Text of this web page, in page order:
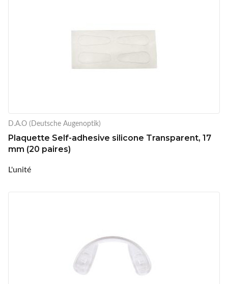
D.A.O (Deutsche Augenoptik)
Plaquette Self-adhesive silicone Transparent, 17
mm (20 paires)
L'unité